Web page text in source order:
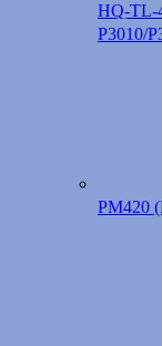
HQ-TL-
P3010/
PM420